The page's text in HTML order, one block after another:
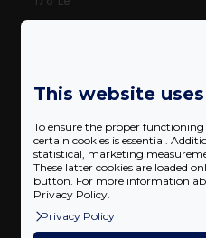
410 Nm
Teljesítmény növekedés
This website
To ensure the proper
certain cookies is essential.
statistical, marketing
These latter cookies are loaded
button. For more information
Privacy Policy.
Privacy Policy